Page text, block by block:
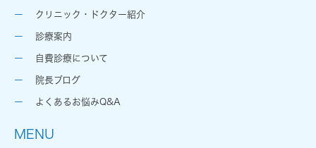
クリニック・ドクター紹介
診療案内
自費診療について
院長ブログ
よくあるお悩みQ&A
MENU